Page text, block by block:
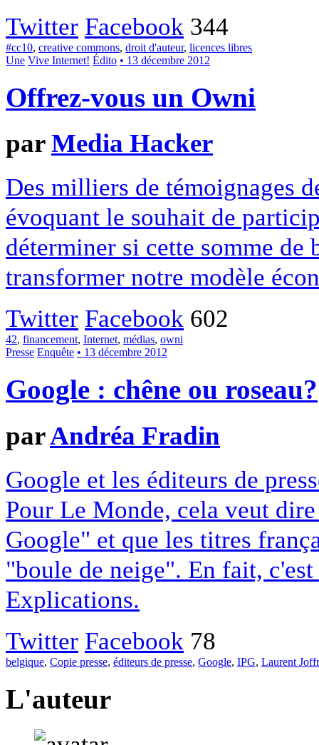
Twitter Facebook 344
#cc10, creative commons, droit d'auteur, licences libres
Une Vive Internet! Édito • 13 décembre 2012
Offrez-vous un Owni
parMedia Hacker
Des milliers de témoignages
évoquant le souhait de
déterminer si cette somme
transformer notre modèle
Twitter Facebook 602
42, financement, Internet, médias, owni
Presse Enquête • 13 décembre 2012
Google : chêne ou roseau?
parAndréa Fradin
Google et les éditeurs de
Pour Le Monde, cela veut
Google" et que les titres
"boule de neige". En fait,
Explications.
Twitter Facebook 78
belgique, Copie presse, éditeurs de presse, Google, IPG, Laurent
L'auteur